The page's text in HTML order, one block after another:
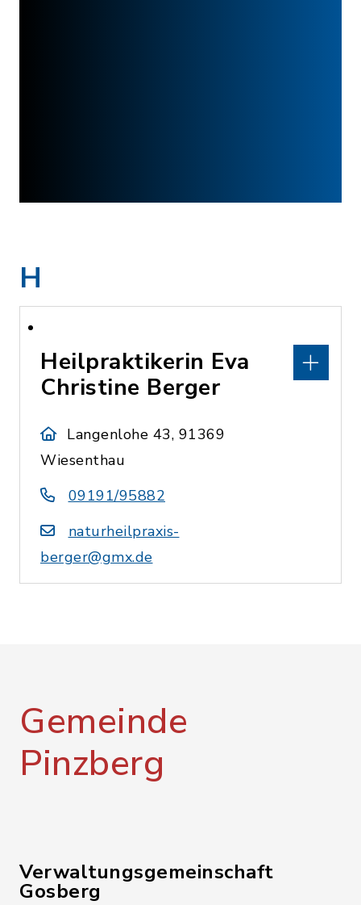
H
Heilpraktikerin Eva
Christine Berger
Langenlohe 43, 91369
Wiesenthau
09191/95882
naturheilpraxis-
berger@gmx.de
Gemeinde
Pinzberg
Verwaltungsgemeinschaft
Gosberg